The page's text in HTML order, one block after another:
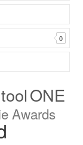
0
ONE
Awards